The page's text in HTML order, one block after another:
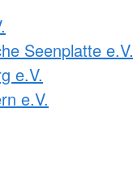
Seenplatte e.V.
e.V.
e.V.